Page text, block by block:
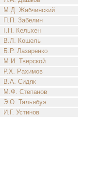
М.Д. Жабчинский
П.П. Забелин
Г.Н. Кельхен
В.Л. Кошель
Б.Р. Лазаренко
М.И. Тверской
Р.Х. Рахимов
В.А. Сидяк
М.Ф. Степанов
Э.О. Тальябуэ
И.Г. Устинов